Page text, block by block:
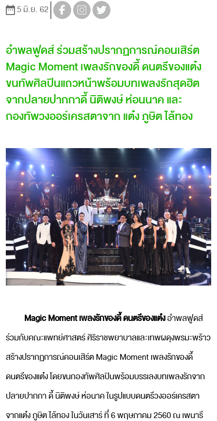
5 มิ.ย. 62
อำพลฟูดส์ ร่วมสร้างปรากฏการณ์คอนเสิร์ต
Magic Moment เพลงรักของดี้ ดนตรีของแต๋ง
ขนทัพศิลปินแถวหน้าพร้อมบทเพลงรักสุดฮิต
จากปลายปากกาดี้ นิติพงษ์ ห่อนนาค และ
กองทัพวงออร์เครสตาจาก แต๋ง ภูษิต ไล้ทอง
Magic Moment เพลงรักของดี้ ดนตรีของแต๋งอำพลฟูดส์
ร่วมกับคณะแพทย์ศาสตร์ ศิริราชพยาบาลและเทพผดุงพรมะพร้าว
สร้างปรากฏการณ์คอนเสิร์ต Magic Moment เพลงรักของดี้
ดนตรีของแต๋ง โดยขนกองทัพศิลปินพร้อมบรรเลงบทเพลงรักจาก
ปลายปากกา ดี้ นิติพงษ์ ห่อนาค ในรูปแบบดนตรีวงออร์เครสตา
จากแต๋ง ภูษิต ไล้ทอง ในวันเสาร์ ที่ 6 พฤษภาคม 2560 ณ เพนารี